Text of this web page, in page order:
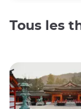
Tous les